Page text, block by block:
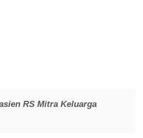
RS Mitra Keluarga